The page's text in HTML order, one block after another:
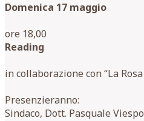
Domenica 17 maggio
ore 18,00
Reading
in collaborazione con “La
Presenzieranno:
Sindaco, Dott. Pasquale